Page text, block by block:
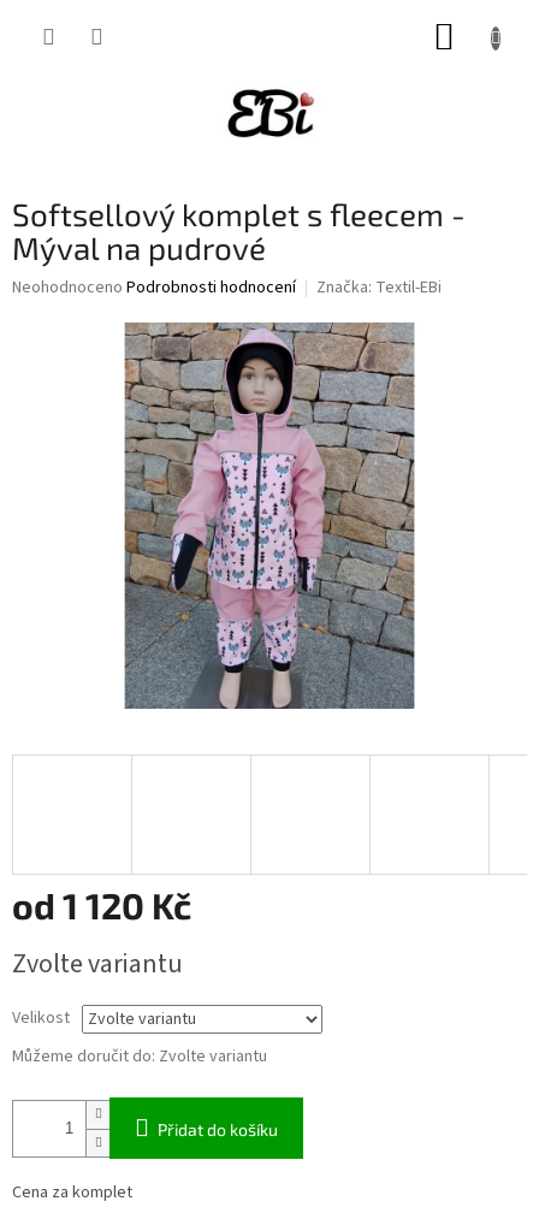
Softsellový komplet s fleecem -
Mýval na pudrové
Průměrné
Neohodnoceno Podrobnosti hodnocení Značka: Textil-EBi
od 1 120 Kč
cena:
Zvolte variantu
Velikost
Můžeme doručit do: Zvolte variantu
Přidat do košíku
Cena za komplet